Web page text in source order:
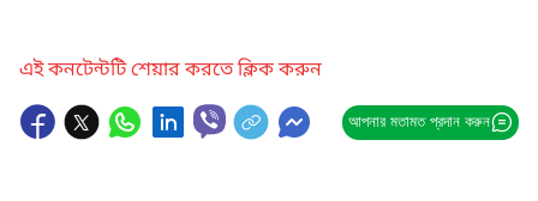
এই কনটেন্টটি শেয়ার করতে ক্লিক করুন
আপনার মতামত প্রদান করুন